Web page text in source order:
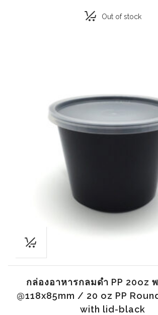
Out of stock
กล่องอาหารกลมดำ PP 20oz
@118x85mm / 20 oz PP
with lid-black